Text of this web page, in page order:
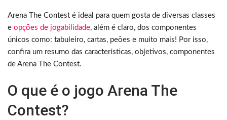
Arena The Contest é ideal para quem gosta de diversas classes
e opções de jogabilidade, além é claro, dos componentes
únicos como: tabuleiro, cartas, peões e muito mais! Por isso,
confira um resumo das características, objetivos, componentes
de Arena The Contest.
O que é o jogo Arena The
Contest?